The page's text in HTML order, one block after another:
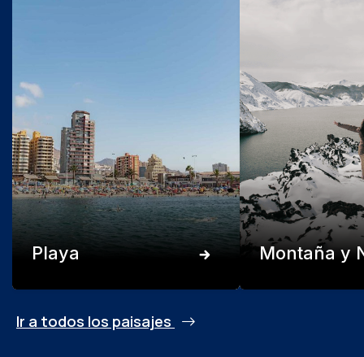
Playa Montaña y
Ir a todos los paisajes